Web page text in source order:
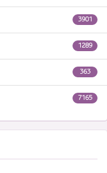
3901
1289
363
7165